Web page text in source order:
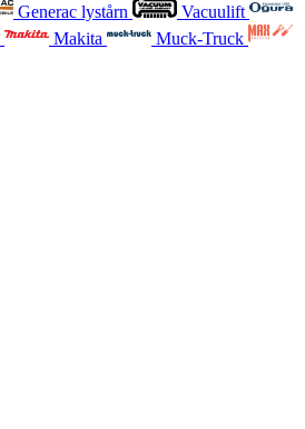
Generac lystårn
Vacuulift
Makita Muck-Truck